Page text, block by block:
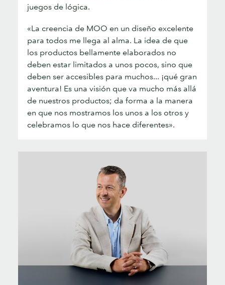
juegos de lógica.
«La creencia de MOO en un diseño excelente
para todos me llega al alma. La idea de que
los productos bellamente elaborados no
deben estar limitados a unos pocos, sino que
deben ser accesibles para muchos... ¡qué gran
aventura! Es una visión que va mucho más allá
de nuestros productos; da forma a la manera
en que nos mostramos los unos a los otros y
celebramos lo que nos hace diferentes».